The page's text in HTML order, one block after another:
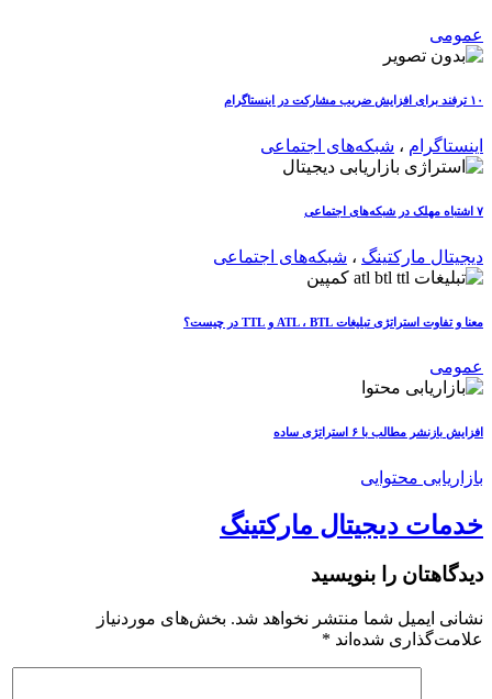
عمومی
۱۰ ترفند برای افزایش ضریب مشارکت در اینستاگرام
اینستاگرام ، شبکه‌های اجتماعی
۷ اشتباه مهلک در شبکه‌های اجتماعی
دیجیتال مارکتینگ ، شبکه‌های اجتماعی
معنا و تفاوت استراتژی تبلیغات ATL ، BTL و TTL در چیست؟
عمومی
افزایش بازنشر مطالب با ۶ استراتژی ساده
بازاریابی محتوایی
خدمات دیجیتال مارکتینگ
دیدگاهتان را بنویسید
نشانی ایمیل شما منتشر نخواهد شد. بخش‌های موردنیاز
علامت‌گذاری شده‌اند *